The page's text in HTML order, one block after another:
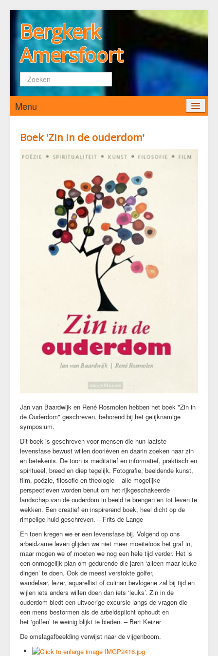
Bergkerk
Amersfoort
Zoeken...
Menu
Wie zijn wij
Kerkenraad
Diaconaat
Kerkrentmeesters
Kerkmuziek
Geschiedenis
Zondagse Eredienst
Avondgebed
Bijzondere diensten
Kerkdienst gemist
Ouder-en-kind vieringen
Kerkdienst bij stukjes en beetjes
Commissie Eredienst
Jeugd/jongeren
Crèche
Kindervieringen
Rond de 15
Ouder-en-kind vieringen
Activiteiten
Actueel
Kunstcommissie BK2
Gesprekskringen
Van de diaconie
Onder de vijgenboom
Taakgroep ouderen
Tuincommissie
Op de hoogte blijven
Documenten
Recente preken
Boek 'Zin in de ouderdom'
Jan van Baardwijk en René Rosmolen hebben het boek "Zin in
de Ouderdom" geschreven, behorend bij het gelijknamige
symposium.
Dit boek is geschreven voor mensen die hun laatste
levensfase bewust willen doorléven en daarin zoeken naar zin
en betekenis. De toon is meditatief en informatief, praktisch en
spiritueel, breed en diep tegelijk. Fotografie, beeldende kunst,
film, poëzie, filosofie en theologie – alle mogelijke
perspectieven worden benut om het rijkgeschakeerde
landschap van de ouderdom in beeld te brengen en tot leven te
wekken. Een creatief en inspirerend boek, heel dicht op de
rimpelige huid geschreven. – Frits de Lange
En toen kregen we er een levensfase bij. Volgend op ons
arbeidzame leven glijden we niet meer moeiteloos het graf in,
maar mogen we of moeten we nog een hele tijd verder. Het is
een onmogelijk plan om gedurende die jaren ‘alleen maar leuke
dingen’ te doen. Ook de meest verstokte golfer,
wandelaar, lezer, aquarellist of culinair bevlogene zal bij tijd en
wijlen iets anders willen doen dan iets ‘leuks’. Zin in de
ouderdom biedt een uitvoerige excursie langs de vragen die
een mens bestormen als de arbeidsplicht ophoudt en
het ‘golfen’ te weinig blijkt te bieden. – Bert Keizer
De omslagafbeelding verwijst naar de vijgenboom.